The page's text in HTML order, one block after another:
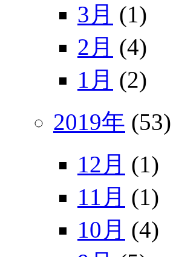
3月 (1)
2月 (4)
1月 (2)
2019年 (53)
12月 (1)
11月 (1)
10月 (4)